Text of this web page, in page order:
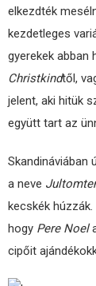
elkezdték
kezdetleges
gyerekek abban
Christkindtől,
jelent, aki hitük
együtt tart az
Skandináviában
a neve
kecskék
hogy Pere Noel
cipőit